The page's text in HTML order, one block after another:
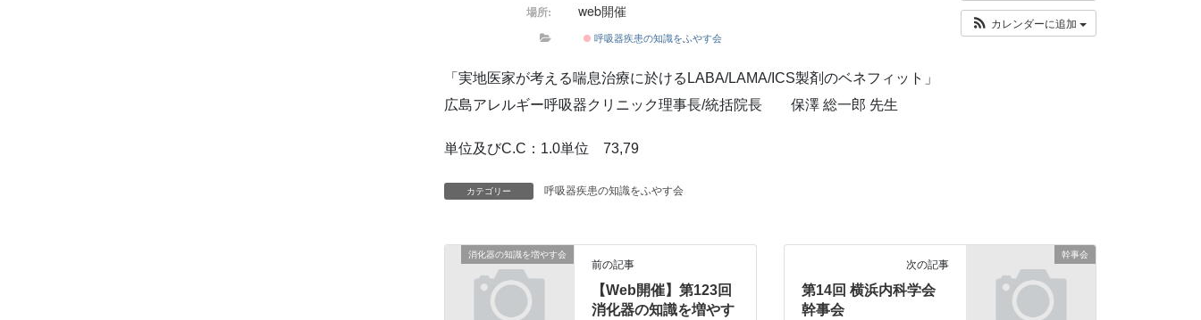
カレンダーに追加
場所: web開催
呼吸器疾患の知識をふやす会
「実地医家が考える喘息治療に於けるLABA/LAMA/ICS製剤のベネフィット」
広島アレルギー呼吸器クリニック理事長/統括院長 保澤 総一郎 先生
単位及びC.C：1.0単位 73,79
カテゴリー 呼吸器疾患の知識をふやす会
消化器の知識を増やす会
前の記事
【Web開催】第123回
消化器の知識を増やす
幹事会
次の記事
第14回 横浜内科学会
幹事会